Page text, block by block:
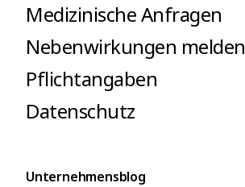
Medizinische Anfragen
Nebenwirkungen melden
Pflichtangaben
Datenschutz
Unternehmensblog